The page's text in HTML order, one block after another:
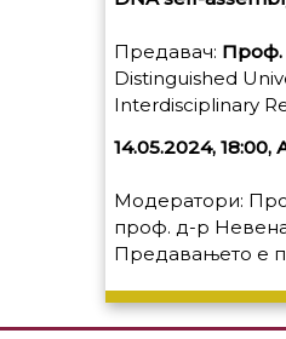
Предавач: Проф.
Distinguished
Interdisciplinary
14.05.2024,
Модератори:
проф. д-р
Предавањето е